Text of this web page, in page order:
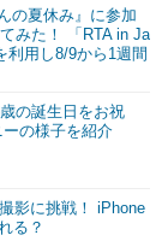
の夏休み』に参加
みた！ 「RTA in Ja
利用し8/9から1週間
の誕生日をお祝
の様子を紹介
影に挑戦！ iPhone
る？